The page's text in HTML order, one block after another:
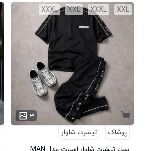
XXL
XXXL
XXL
XXXL
۳
پوشاک
تیشرت شلوار